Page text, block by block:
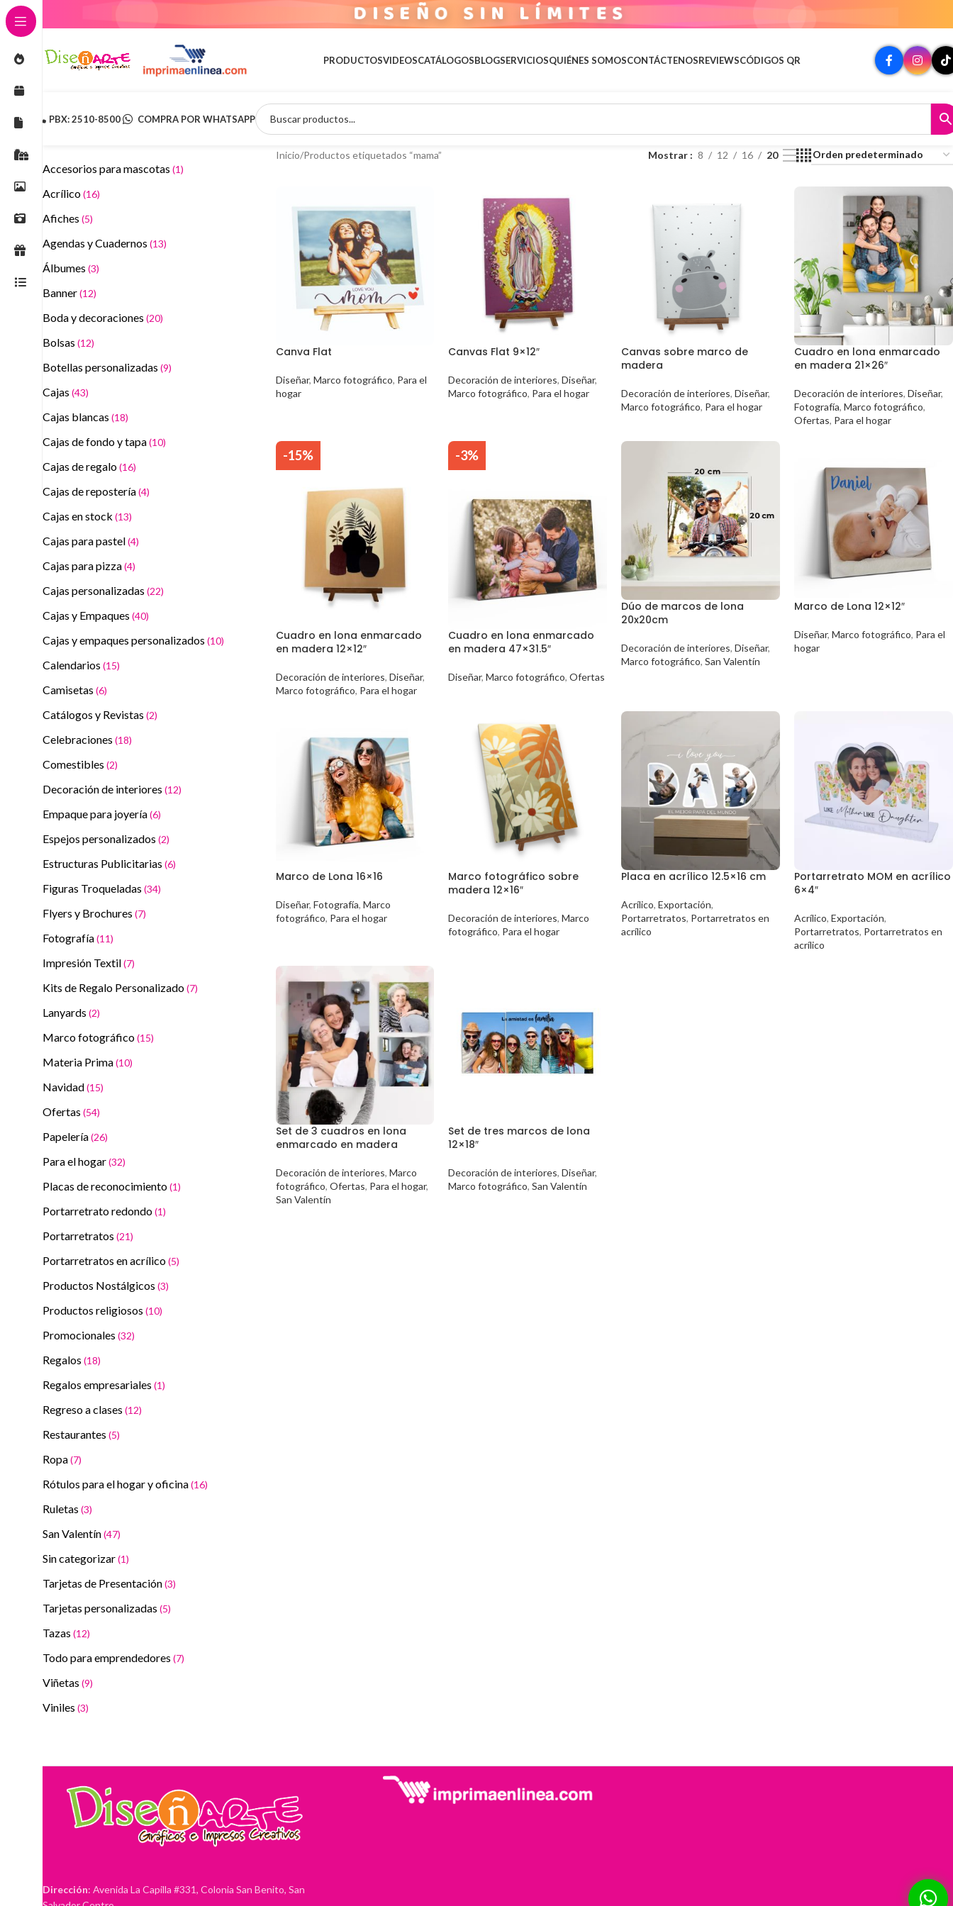
DISEÑO SIN LÍMITES
PRODUCTOSVIDEOSCATÁLOGOSBLOGSERVICIOSQUIÉNES SOMOSCONTÁCTENOSREVIEWSCÓDIGOS QR
PBX: 2510-8500 COMPRA POR WHATSAPP
Accesorios para mascotas (1)
Acrílico(16)
Afiches (5)
Agendas y Cuadernos (13)
Álbumes (3)
Banner(12)
Boda y decoraciones (20)
Bolsas (12)
Botellas personalizadas (9)
Cajas (43)
Cajas blancas (18)
Cajas de fondo y tapa(10)
Cajas de regalo(16)
Cajas de repostería(4)
Cajas en stock (13)
Cajas para pastel(4)
Cajas para pizza(4)
Cajas personalizadas (22)
Cajas y Empaques (40)
Cajas y empaques personalizados (10)
Calendarios (15)
Camisetas (6)
Catálogos y Revistas (2)
Celebraciones (18)
Comestibles (2)
Decoración de interiores (12)
Empaque para joyería(6)
Espejos personalizados (2)
Estructuras Publicitarias (6)
Figuras Troqueladas (34)
Flyers y Brochures (7)
Fotografía(11)
Impresión Textil(7)
Kits de Regalo Personalizado(7)
Lanyards (2)
Marco fotográfico(15)
Materia Prima(10)
Navidad(15)
Ofertas (54)
Papelería(26)
Para el hogar(32)
Placas de reconocimiento(1)
Portarretrato redondo(1)
Portarretratos (21)
Portarretratos en acrílico(5)
Productos Nostálgicos (3)
Productos religiosos (10)
Promocionales (32)
Regalos (18)
Regalos empresariales (1)
Regreso a clases (12)
Restaurantes (5)
Ropa(7)
Rótulos para el hogar y oficina(16)
Ruletas (3)
San Valentín(47)
Sin categorizar(1)
Tarjetas de Presentación(3)
Tarjetas personalizadas (5)
Tazas (12)
Todo para emprendedores (7)
Viñetas (9)
Viniles (3)
Inicio Productos etiquetados “mama” Mostrar 8 12 16 20
Canva Flat
Diseñar, Marco fotográfico, Para el
hogar
Canvas Flat 9×12″
Decoración de interiores, Diseñar,
Marco fotográfico, Para el hogar
Canvas sobre marco de
madera
Decoración de interiores, Diseñar,
Marco fotográfico, Para el hogar
Cuadro en lona enmarcado
en madera 21×26″
Decoración de interiores, Diseñar,
Fotografía, Marco fotográfico,
Ofertas, Para el hogar
-15%
Cuadro en lona enmarcado
en madera 12×12″
Decoración de interiores, Diseñar,
Marco fotográfico, Para el hogar
-3%
Cuadro en lona enmarcado
en madera 47×31.5″
Diseñar, Marco fotográfico, Ofertas
Dúo de marcos de lona
20x20cm
Decoración de interiores, Diseñar,
Marco fotográfico, San Valentín
Marco de Lona 12×12″
Diseñar, Marco fotográfico, Para el
hogar
Marco de Lona 16×16
Diseñar, Fotografía, Marco
fotográfico, Para el hogar
Marco fotográfico sobre
madera 12×16″
Decoración de interiores, Marco
fotográfico, Para el hogar
Placa en acrílico 12.5×16 cm
Acrílico, Exportación,
Portarretratos, Portarretratos en
acrílico
Portarretrato MOM en acrílico
6×4″
Acrílico, Exportación,
Portarretratos, Portarretratos en
acrílico
Set de 3 cuadros en lona
enmarcado en madera
Decoración de interiores, Marco
fotográfico, Ofertas, Para el hogar,
San Valentín
Set de tres marcos de lona
12×18″
Decoración de interiores, Diseñar,
Marco fotográfico, San Valentín
Dirección: Avenida La Capilla #331, Colonia San Benito, San